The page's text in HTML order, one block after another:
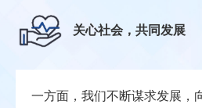
关心社会，共同发展
一方面，我们不断谋求发展，